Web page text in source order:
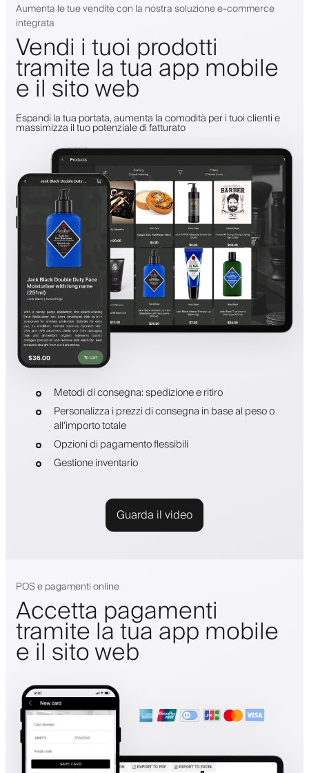
Aumenta le tue vendite con la nostra soluzione e-commerce
integrata
Vendi i tuoi prodotti
tramite la tua app mobile
e il sito web
Espandi la tua portata, aumenta la comodità per i tuoi clienti e
massimizza il tuo potenziale di fatturato
Metodi di consegna: spedizione e ritiro
Personalizza i prezzi di consegna in base al peso o
all'importo totale
Opzioni di pagamento flessibili
Gestione inventario
Guarda il video
POS e pagamenti online
Accetta pagamenti
tramite la tua app mobile
e il sito web